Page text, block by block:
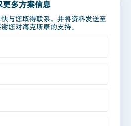
更多方案信息
与您取得联系，并将资料发送至
您对海克斯康的支持。